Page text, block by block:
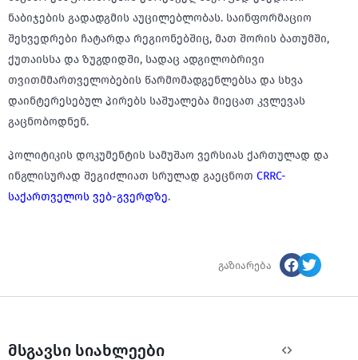
ნაბიჯების გადადგმის აუცილებლობას. საინფორმაციო
შეხვედრები ჩატარდა რეგიონებშიც, მათ შორის ბათუმში,
ქუთაისსა და ზუგდიდში, სადაც ადგილობრივი
თვითმმართველობების წარმომადგენლებსა და სხვა
დაინტერესებულ პირებს საშუალება მიეცათ კვლევას
გაცნობოდნენ.
პოლიტიკის დოკუმენტის სამუშაო ვერსიას ქართულად და
ინგლისურად შეგიძლიათ სრულად გაეცნოთ CRRC-
საქართველოს ვებ-გვერდზე.
გაზიარება
მსგავსი სიახლეები